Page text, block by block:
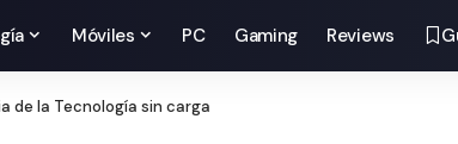
Móviles PC Gaming Reviews
de la Tecnología sin carga